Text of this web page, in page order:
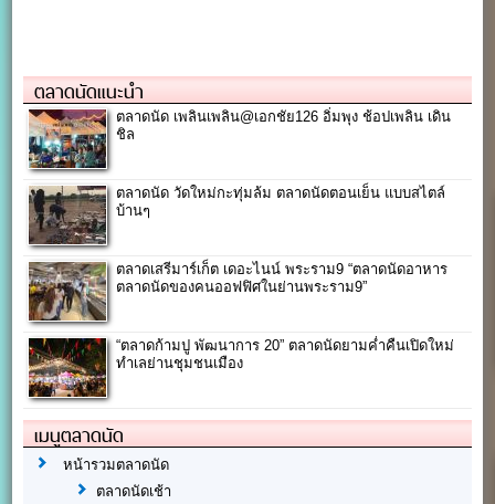
ตลาดนัดแนะนำ
ตลาดนัด เพลินเพลิน@เอกชัย126 อิ่มพุง ช้อปเพลิน เดิน
ชิล
ตลาดนัด วัดใหม่กะทุ่มล้ม ตลาดนัดตอนเย็น แบบสไตล์
บ้านๆ
ตลาดเสรีมาร์เก็ต เดอะไนน์ พระราม9 “ตลาดนัดอาหาร
ตลาดนัดของคนออฟฟิศในย่านพระราม9”
“ตลาดก้ามปู พัฒนาการ 20” ตลาดนัดยามค่ำคืนเปิดใหม่
ทำเลย่านชุมชนเมือง
เมนูตลาดนัด
หน้ารวมตลาดนัด
ตลาดนัดเช้า